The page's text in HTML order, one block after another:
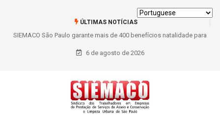
ÚLTIMAS NOTÍCIAS
SIEMACO São Paulo garante mais de 400 benefícios natalidade para
trabalhadores do Asseio em 2026
6 de agosto de 2026